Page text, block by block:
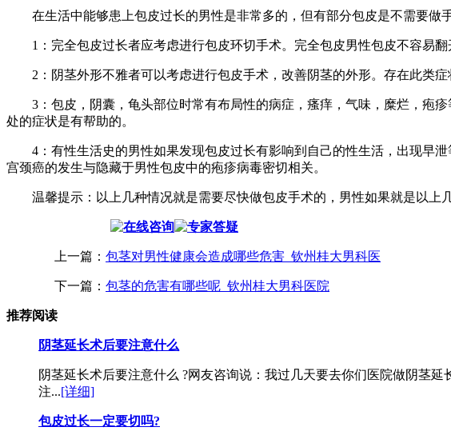
在生活中能够患上包皮过长的男性是非常多的，但有部分包皮是不需要做
1：完全包皮过长者应考虑进行包皮环切手术。完全包皮男性包皮不容易翻
2：阴茎外形不雅者可以考虑进行包皮手术，改善阴茎的外形。存在此类症
3：包皮，阴囊，龟头部位时常有布局性的病症，瘙痒，气味，糜烂，疱疹
处的症状是有帮助的。
4：有性生活史的男性如果发现包皮过长有影响到自己的性生活，出现早泄
宫颈癌的发生与隐藏于男性包皮中的疱疹病毒密切相关。
温馨提示：以上几种情况就是需要尽快做包皮手术的，男性如果就是以上
上一篇： 包茎对男性健康会造成哪些危害_钦州桂大男科医
下一篇： 包茎的危害有哪些呢_钦州桂大男科医院
推荐阅读
阴茎延长术后要注意什么
阴茎延长术后要注意什么 ?网友咨询说：我过几天要去你们医院做阴茎
注...[详细]
包皮过长一定要切吗?